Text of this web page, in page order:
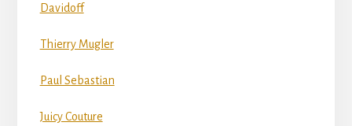
Davidoff
Thierry Mugler
Paul Sebastian
Juicy Couture